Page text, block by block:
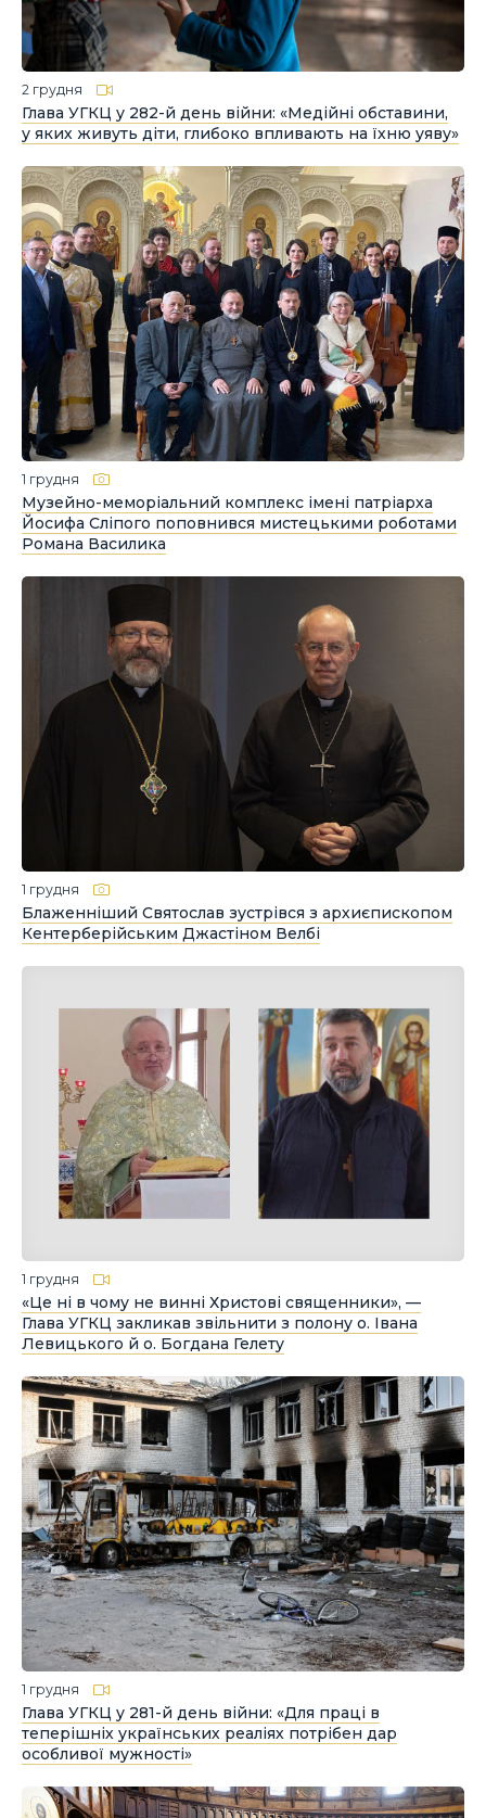
2 грудня
Глава УГКЦ у 282-й день війни: «Медійні обставини,
у яких живуть діти, глибоко впливають на їхню уяву»
1 грудня
Музейно-меморіальний комплекс імені патріарха
Йосифа Сліпого поповнився мистецькими роботами
Романа Василика
1 грудня
Блаженніший Святослав зустрівся з архиєпископом
Кентерберійським Джастіном Велбі
1 грудня
«Це ні в чому не винні Христові священники», —
Глава УГКЦ закликав звільнити з полону о. Івана
Левицького й о. Богдана Гелету
1 грудня
Глава УГКЦ у 281-й день війни: «Для праці в
теперішніх українських реаліях потрібен дар
особливої мужності»